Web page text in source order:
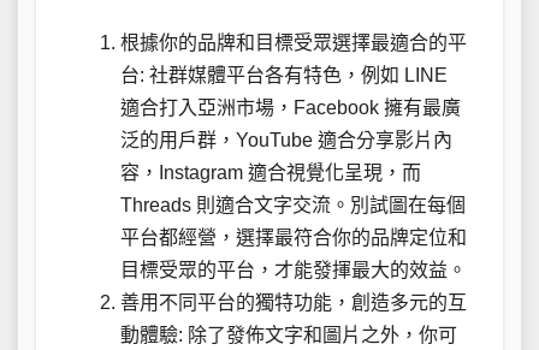
根據你的品牌和目標受眾選擇最適合的平
台: 社群媒體平台各有特色，例如 LINE
適合打入亞洲市場，Facebook 擁有最廣
泛的用戶群，YouTube 適合分享影片內
容，Instagram 適合視覺化呈現，而
Threads 則適合文字交流。別試圖在每個
平台都經營，選擇最符合你的品牌定位和
目標受眾的平台，才能發揮最大的效益。
善用不同平台的獨特功能，創造多元的互
動體驗: 除了發佈文字和圖片之外，你可